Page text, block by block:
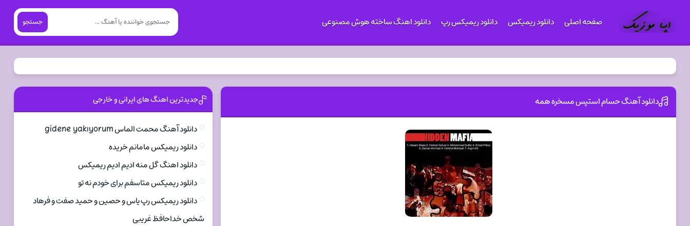
صفحه اصلی دانلود ریمیکس دانلود ریمیکس رپ دانلود اهنگ ساخته هوش مصنوعی جستجو
دانلود آهنگ حسام استپس مسخره همه جدیدترین اهنگ های ایرانی و خارجی
دانلود آهنگ محمت الماس gidene yakıyorum
دانلود ریمیکس مامانم خریده
دانلود اهنگ گل منه ادیم ادیم ریمیکس
دانلود ریمیکس متاسفم برای خودم نه تو
دانلود ریمیکس رپ یاس و حصین و حمید صفت و فرهاد
شخص خداحافظ غریبی